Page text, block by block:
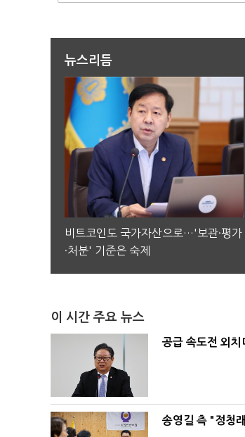
뉴스리듬
비트코인도 국가자산으로…'보관·평가
·처분' 기준은 숙제
이 시간 주요 뉴스
공급 속도전 외
송영길 측 "정청